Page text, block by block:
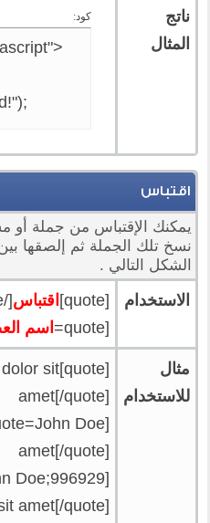
ناتج
المثال
كود:
اقتباس
يمكنك الإقتباس من جملة أو
نسخ تلك الجملة ثم إلصقها
الشكل التالي .
الاستخدام [quote] اقتباس[/quote]
[quote=
اسم
مثال
للاستخدام
dolor sit
amet[/quote]
amet[/quote]
amet[/quote]